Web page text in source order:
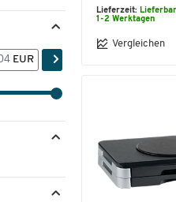
EUR
Lieferzeit:
1-2 Werktagen
Vergleichen